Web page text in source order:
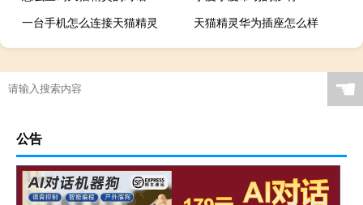
一台手机怎么连接天猫精灵
天猫精灵华为插座怎么样
☚
公告